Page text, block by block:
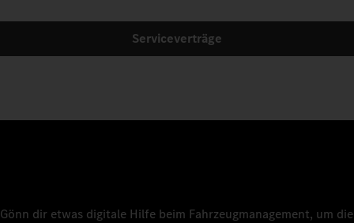
Serviceverträge
Gönn dir etwas digitale Hilfe beim Fahrzeugmanagement, um die